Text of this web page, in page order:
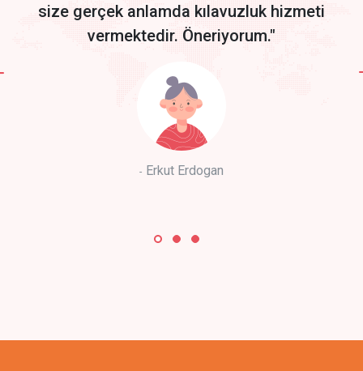
size gerçek anlamda kılavuzluk hizmeti
vermektedir. Öneriyorum."
Erkut Erdogan